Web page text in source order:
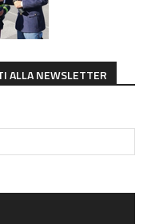
ALLA NEWSLETTER